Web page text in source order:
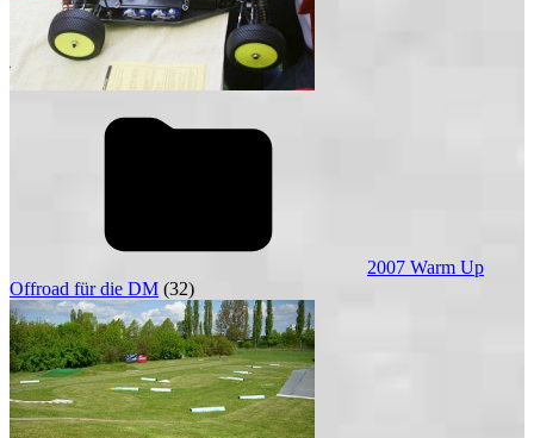
2007 Warm Up
Offroad für die DM (32)